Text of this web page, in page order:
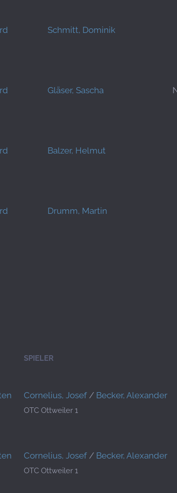
Schmitt, Dominik
Gläser, Sascha
Balzer, Helmut
Drumm, Martin
SPIELER
Cornelius, Josef / Becker, Alexander
OTC Ottweiler 1
Cornelius, Josef / Becker, Alexander
OTC Ottweiler 1